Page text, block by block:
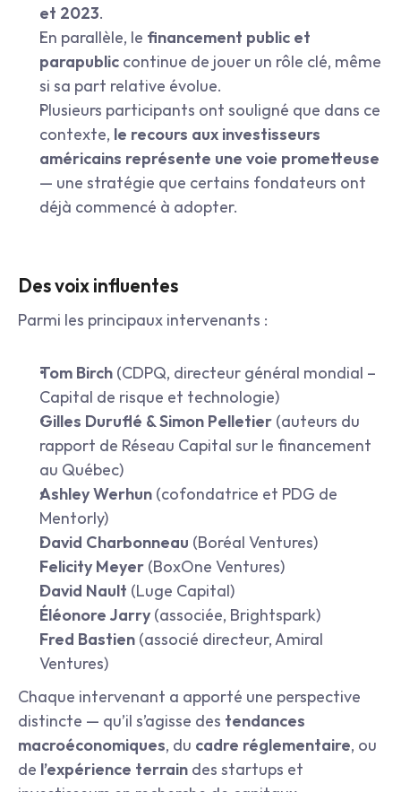
et 2023.
En parallèle, le financement public et
parapublic continue de jouer un rôle clé, même
si sa part relative évolue.
Plusieurs participants ont souligné que dans ce
contexte, le recours aux investisseurs
américains représente une voie prometteuse
— une stratégie que certains fondateurs ont
déjà commencé à adopter.
Des voix influentes
Parmi les principaux intervenants :
Tom Birch (CDPQ, directeur général mondial –
Capital de risque et technologie)
Gilles Duruflé & Simon Pelletier (auteurs du
rapport de Réseau Capital sur le financement
au Québec)
Ashley Werhun (cofondatrice et PDG de
Mentorly)
David Charbonneau (Boréal Ventures)
Felicity Meyer (BoxOne Ventures)
David Nault (Luge Capital)
Éléonore Jarry (associée, Brightspark)
Fred Bastien (associé directeur, Amiral
Ventures)
Chaque intervenant a apporté une perspective
distincte — qu’il s’agisse des tendances
macroéconomiques, du cadre réglementaire, ou
de l’expérience terrain des startups et